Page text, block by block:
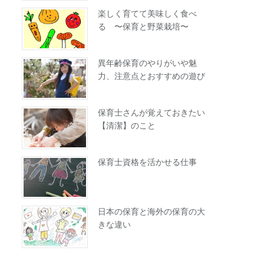
楽しく育てて美味しく食べ
る 〜保育と野菜栽培〜
異年齢保育のやりがいや魅
力、注意点とおすすめの遊び
保育士さんが覚えておきたい
【清潔】のこと
保育士資格を活かせる仕事
日本の保育と海外の保育の大
きな違い